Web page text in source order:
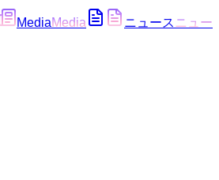
MediaMedia ニュース ニュー